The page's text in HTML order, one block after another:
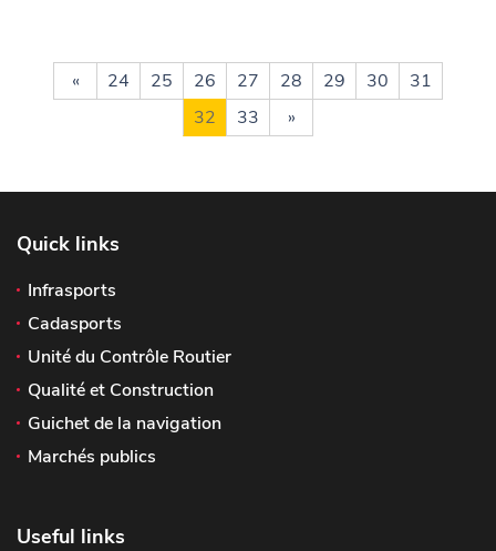
« 24 25 26 27 28 29 30
31
32
33 »
Quick links
Infrasports
Cadasports
Unité du Contrôle Routier
Qualité et Construction
Guichet de la navigation
Marchés publics
Useful links